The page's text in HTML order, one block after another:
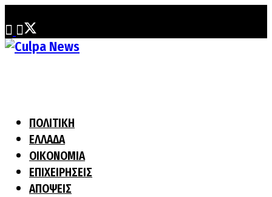
ΠΟΛΙΤΙΚΗ
ΕΛΛΑΔΑ
ΟΙΚΟΝΟΜΙΑ
ΕΠΙΧΕΙΡΗΣΕΙΣ
ΑΠΟΨΕΙΣ